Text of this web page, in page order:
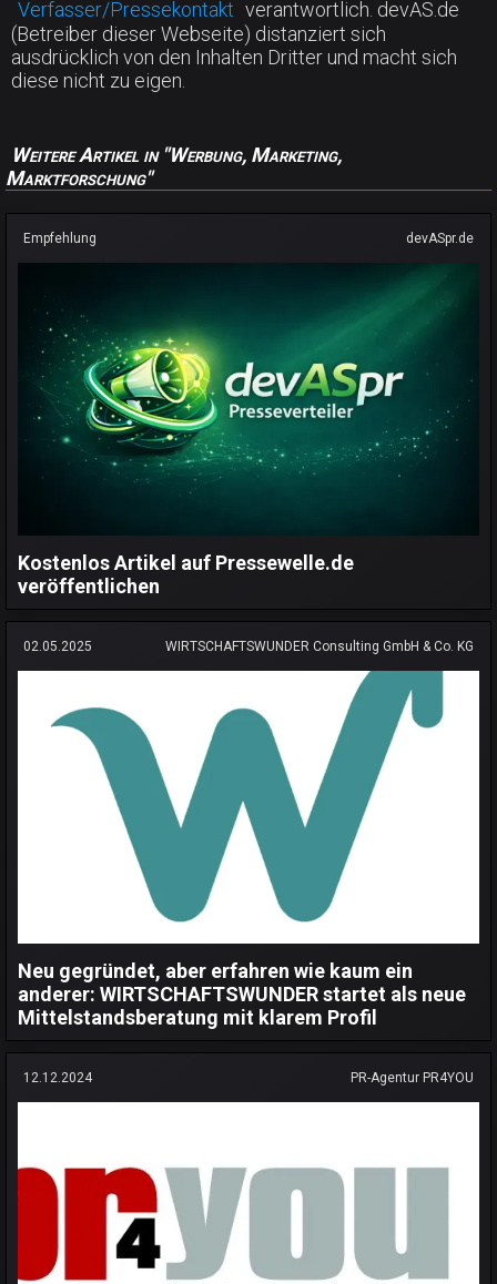
Verfasser/Pressekontakt verantwortlich. devAS.de
(Betreiber dieser Webseite) distanziert sich
ausdrücklich von den Inhalten Dritter und macht sich
diese nicht zu eigen.
Weitere Artikel in "Werbung, Marketing,
Marktforschung"
Empfehlung devASpr.de
Kostenlos Artikel auf Pressewelle.de
veröffentlichen
02.05.2025 WIRTSCHAFTSWUNDER Consulting GmbH & Co. KG
Neu gegründet, aber erfahren wie kaum ein
anderer: WIRTSCHAFTSWUNDER startet als neue
Mittelstandsberatung mit klarem Profil
12.12.2024 PR-Agentur PR4YOU